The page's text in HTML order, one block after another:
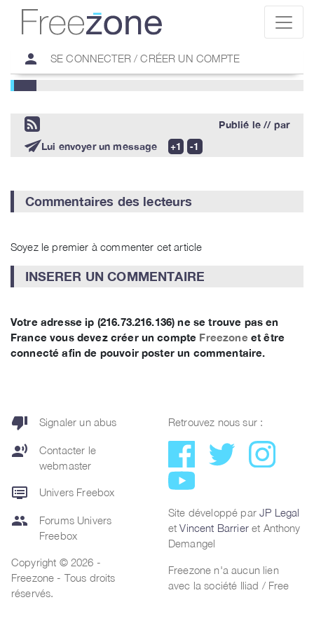
person SE CONNECTER / CRÉER UN COMPTE
Publié le//par
Lui envoyer un message
Commentaires des lecteurs
Soyez le premier à commenter cet article
INSERER UN COMMENTAIRE
Votre adresse ip (216.73.216.136) ne se trouve pas en
France vous devez créer un compte Freezone et être
connecté afin de pouvoir poster un commentaire.
thumb_down Signaler un abus
record_voice_over
Contacter le
webmaster
dvr Univers Freebox
group
Forums Univers
Freebox
Copyright © 2026 -
Freezone - Tous droits
réservés.
Retrouvez nous sur :
Site développé parJP Legal
etVincent Barrieret Anthony
Demangel
Freezone n'a aucun lien
avec la société Iliad / Free